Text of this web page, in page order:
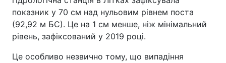
показник у 70 см над нульовим рівнем поста
(92,92 м БС). Це на 1 см менше, ніж мінімальний
рівень, зафіксований у 2019 році.
Це особливо незвично тому, що випадіння